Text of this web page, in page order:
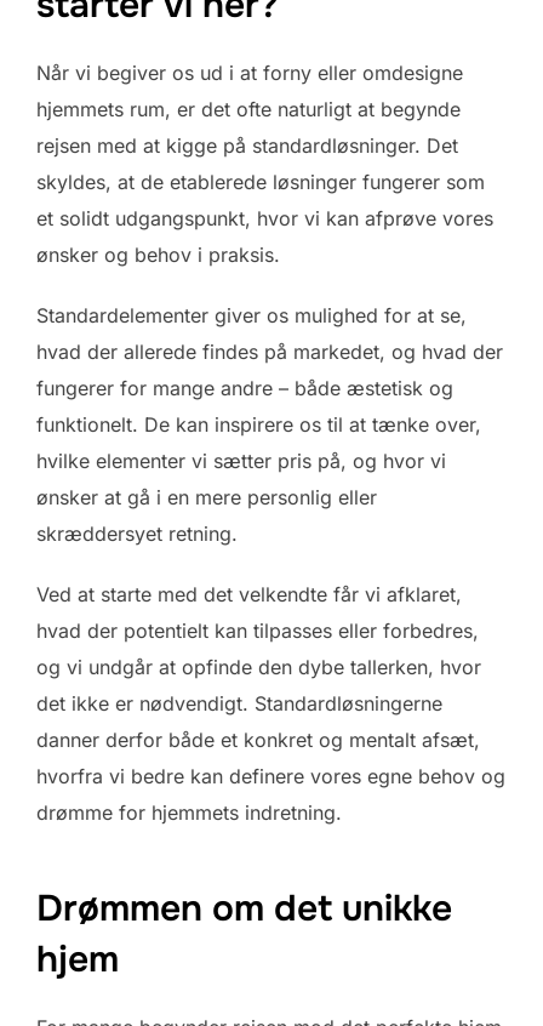
Når vi begiver os ud i at forny eller omdesigne
hjemmets rum, er det ofte naturligt at begynde
rejsen med at kigge på standardløsninger. Det
skyldes, at de etablerede løsninger fungerer som
et solidt udgangspunkt, hvor vi kan afprøve vores
ønsker og behov i praksis.
Standardelementer giver os mulighed for at se,
hvad der allerede findes på markedet, og hvad der
fungerer for mange andre – både æstetisk og
funktionelt. De kan inspirere os til at tænke over,
hvilke elementer vi sætter pris på, og hvor vi
ønsker at gå i en mere personlig eller
skræddersyet retning.
Ved at starte med det velkendte får vi afklaret,
hvad der potentielt kan tilpasses eller forbedres,
og vi undgår at opfinde den dybe tallerken, hvor
det ikke er nødvendigt. Standardløsningerne
danner derfor både et konkret og mentalt afsæt,
hvorfra vi bedre kan definere vores egne behov og
drømme for hjemmets indretning.
Drømmen om det unikke
hjem